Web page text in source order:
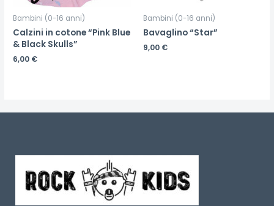
Bambini (0-16 anni)
Calzini in cotone “Pink Blue
& Black Skulls”
6,00 €
Bambini (0-16 anni)
Bavaglino “Star”
9,00 €